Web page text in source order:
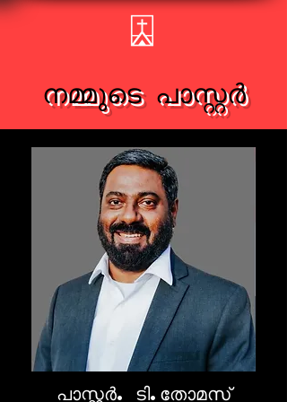
നമ്മുടെ പാസ്റ്റർ
പാസ്റ്റർ. ടി.തോമസ്